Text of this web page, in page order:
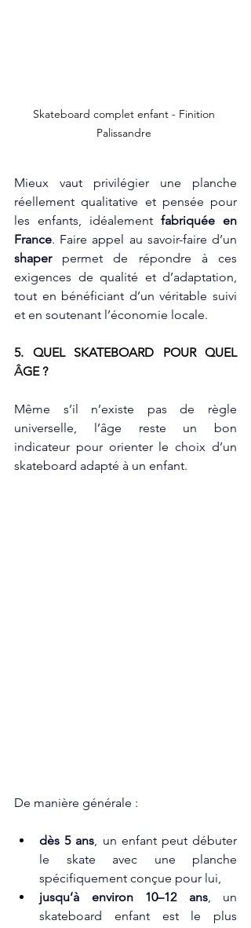
Skateboard complet enfant - Finition
Palissandre
Mieux vaut privilégier une planche
réellement qualitative et pensée pour
les enfants, idéalement fabriquée en
France
shaper permet de répondre à ces
exigences de qualité et d’adaptation,
tout en bénéficiant d’un véritable suivi
et en soutenant l’économie locale.
5. QUEL SKATEBOARD POUR QUEL
ÂGE ?
Même s’il n’existe pas de règle
universelle, l’âge reste un bon
indicateur pour orienter le choix d’un
skateboard adapté à un enfant.
De manière générale :
dès 5 ans, un enfant peut débuter
le skate avec une planche
spécifiquement conçue pour lui,
jusqu’à environ 10–12 ans, un
skateboard enfant est le plus